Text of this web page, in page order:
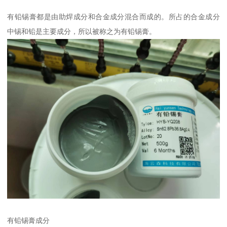
有铅锡膏都是由助焊成分和合金成分混合而成的。所占的合金成分
中锡和铅是主要成分，所以被称之为有铅锡膏。
有铅锡膏成分